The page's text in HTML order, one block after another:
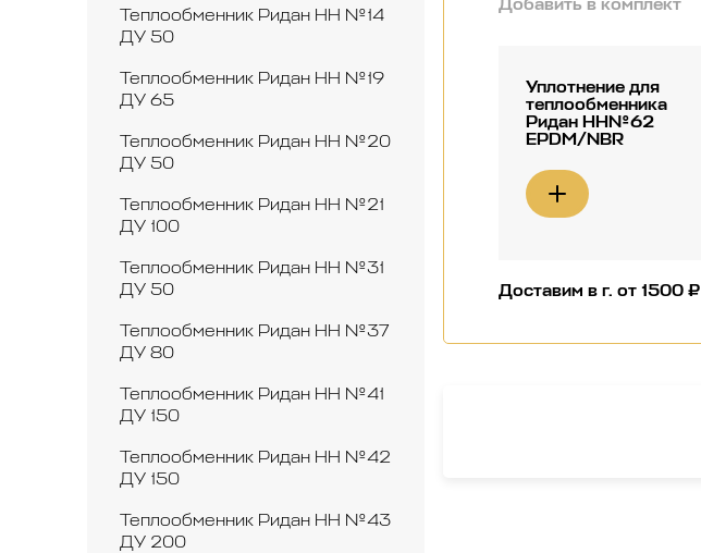
Теплообменник Ридан НН №14
ДУ 50
Теплообменник Ридан НН №19
ДУ 65
Теплообменник Ридан НН №20
ДУ 50
Теплообменник Ридан НН №21
ДУ 100
Теплообменник Ридан НН №31
ДУ 50
Теплообменник Ридан НН №37
ДУ 80
Теплообменник Ридан НН №41
ДУ 150
Теплообменник Ридан НН №42
ДУ 150
Теплообменник Ридан НН №43
ДУ 200
Уплотнение для
теплообменника
Ридан НН№62
EPDM/NBR
Доставим в г. от 1500 ₽